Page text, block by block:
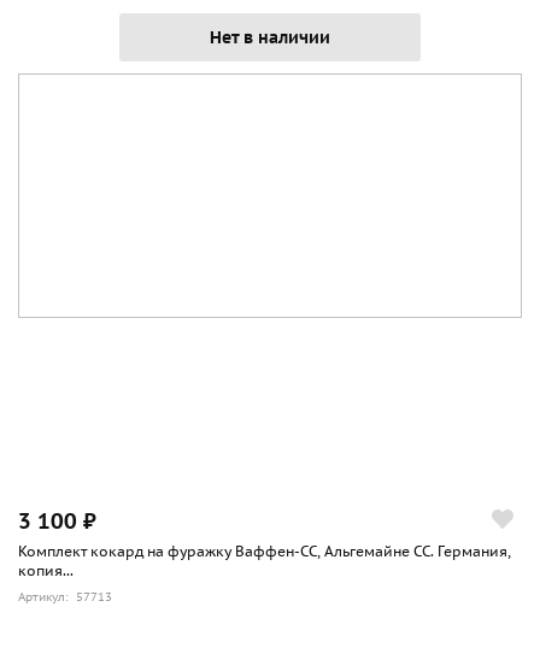
Нет в наличии
3 100 ₽
Комплект кокард на фуражку Ваффен-СС, Альгемайне СС. Германия,
копия...
Артикул: 57713